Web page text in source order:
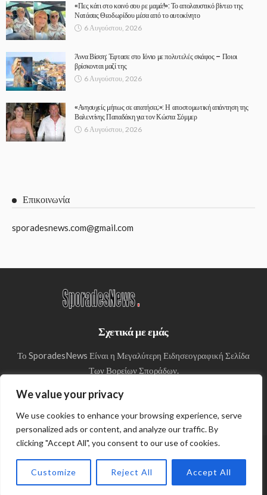
We value your privacy
We use cookies to enhance your browsing experience, serve
personalized ads or content, and analyze our traffic. By
clicking "Accept All", you consent to our use of cookies.
Customize Reject All Accept All
«Πες κάτι στο κοινό σου ρε μαμά!»: Το απολαυστικό βίντεο της
Νατάσας Θεοδωρίδου μέσα από το αυτοκίνητο
6 Αυγούστου, 2026
Άννα Βίσση: Έφτασε στο Ιόνιο με πολυτελές σκάφος – Ποιοι
βρίσκονται μαζί της
6 Αυγούστου, 2026
«Ανησυχείς μήπως σε απατήσει;»: Η αποστομωτική απάντηση της
Βαλεντίνης Παπαδάκη για τον Κώστα Σόμμερ
6 Αυγούστου, 2026
Επικοινωνία
sporadesnews.com@gmail.com
Σχετικά με εμάς
Το SporadesNews Είναι η Μεγαλύτερη Ειδησεογραφική Σελίδα
Των Βορείων Σποράδων.
© Copyright 2024 SporadesNews
Πολιτική απορρήτου